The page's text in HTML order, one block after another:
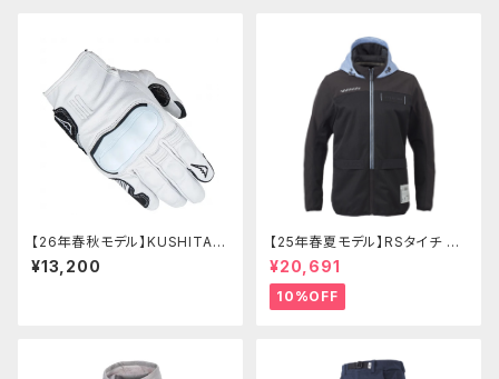
【26年春秋モデル】KUSHITANI
K- 5384 インベンティブレザー
グローブ
¥13,200
【25年春夏モデル】RSタイチ RS
J334 エアーフリップパーカ
¥20,691
10%OFF